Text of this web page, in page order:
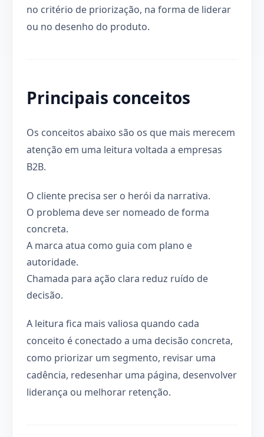
no critério de priorização, na forma de liderar
ou no desenho do produto.
Principais conceitos
Os conceitos abaixo são os que mais merecem
atenção em uma leitura voltada a empresas
B2B.
O cliente precisa ser o herói da narrativa.
O problema deve ser nomeado de forma
concreta.
A marca atua como guia com plano e
autoridade.
Chamada para ação clara reduz ruído de
decisão.
A leitura fica mais valiosa quando cada
conceito é conectado a uma decisão concreta,
como priorizar um segmento, revisar uma
cadência, redesenhar uma página, desenvolver
liderança ou melhorar retenção.